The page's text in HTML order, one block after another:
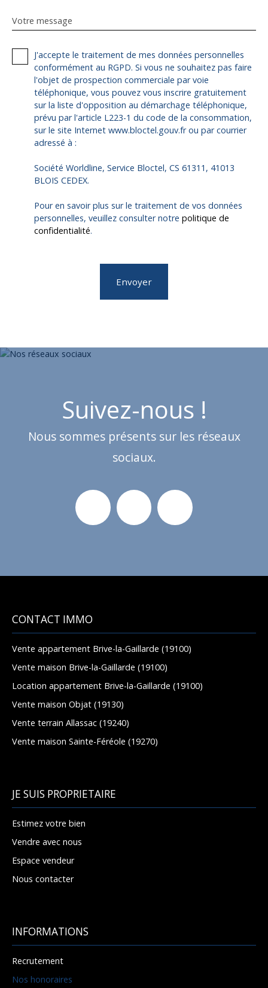
Votre message
J'accepte le traitement de mes données personnelles
conformément au RGPD. Si vous ne souhaitez pas faire
l'objet de prospection commerciale par voie
téléphonique, vous pouvez vous inscrire gratuitement
sur la liste d'opposition au démarchage téléphonique,
prévu par l'article L223-1 du code de la consommation,
sur le site Internet www.bloctel.gouv.fr ou par courrier
adressé à :
Société Worldline, Service Bloctel, CS 61311, 41013
BLOIS CEDEX.
Pour en savoir plus sur le traitement de vos données
personnelles, veuillez consulter notre politique de
confidentialité.
Envoyer
Suivez-nous !
Nous sommes présents sur les réseaux
sociaux.
CONTACT IMMO
Vente appartement Brive-la-Gaillarde (19100)
Vente maison Brive-la-Gaillarde (19100)
Location appartement Brive-la-Gaillarde (19100)
Vente maison Objat (19130)
Vente terrain Allassac (19240)
Vente maison Sainte-Féréole (19270)
JE SUIS PROPRIETAIRE
Estimez votre bien
Vendre avec nous
Espace vendeur
Nous contacter
INFORMATIONS
Recrutement
Nos honoraires